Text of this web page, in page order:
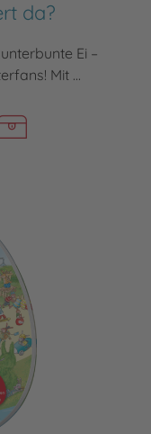
da?
Ei –
Mit ...